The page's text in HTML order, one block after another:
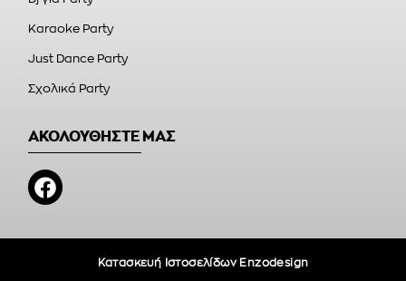
Karaoke Party
Just Dance Party
Σχολικά Party
ΑΚΟΛΟΥΘΗΣΤΕ ΜΑΣ
Κατασκευή Ιστοσελίδων Enzodesign